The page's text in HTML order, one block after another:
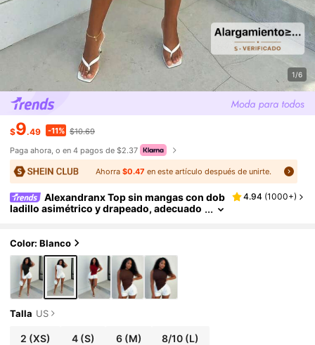
1/6
$9.49 -11% $10.69
Paga ahora, o en 4 pagos de $2.37
Ahorra $0.47 en este artículo después de unirte.
Alexandranx Top sin mangas con dob
ladillo asimétrico y drapeado, adecuado
4.94 (1000+)
Color: Blanco
Talla US
2 (XS) 4(S) 6(M) 8/10 (L)